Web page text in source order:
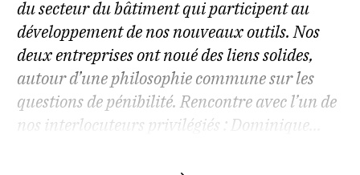
du secteur du bâtiment qui participent au
développement de nos nouveaux outils. Nos
deux entreprises ont noué des liens solides,
autour d’une philosophie commune sur les
questions de pénibilité. Rencontre avec l’un de
nos interlocuteurs privilégiés : Dominique...